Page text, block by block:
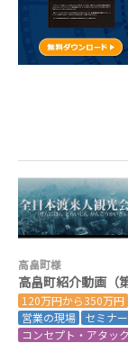
高畠町様
高畠町紹介動画（
120万円から350万円
営業の現場
セミナ
コンセプト・アタック